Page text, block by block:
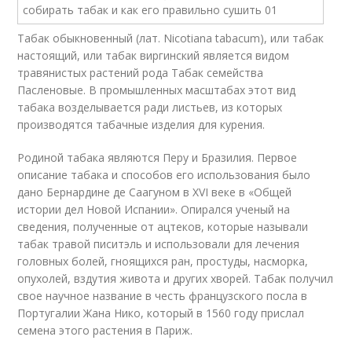
Табак обыкновенный (лат. Nicotiana tabacum), или табак
настоящий, или табак виргинский является видом
травянистых растений рода Табак семейства
Пасленовые. В промышленных масштабах этот вид
табака возделывается ради листьев, из которых
производятся табачные изделия для курения.
Родиной табака являются Перу и Бразилия. Первое
описание табака и способов его использования было
дано Бернардине де Саагуном в XVI веке в «Общей
истории дел Новой Испании». Опирался ученый на
сведения, полученные от ацтеков, которые называли
табак травой писитэль и использовали для лечения
головных болей, гноящихся ран, простуды, насморка,
опухолей, вздутия живота и других хворей. Табак получил
свое научное название в честь французского посла в
Португалии Жана Нико, который в 1560 году прислал
семена этого растения в Париж.